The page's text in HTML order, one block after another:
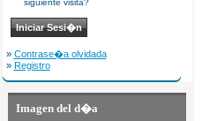
siguiente visita?
» Contrase�a olvidada
» Registro
Imagen del d�a